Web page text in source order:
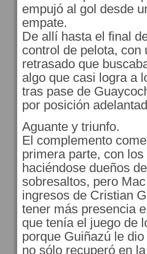
empujó al gol desde
empate.
De allí hasta el final
control de pelota, con
retrasado que
algo que casi logra a
tras pase de
por posición
Aguante y triunfo.
El complemento
primera parte, con
haciéndose dueños
sobresaltos, pero
ingresos de Cristian
tener más presencia
que tenía el juego de
porque Guiñazú le
no sólo recuperó en